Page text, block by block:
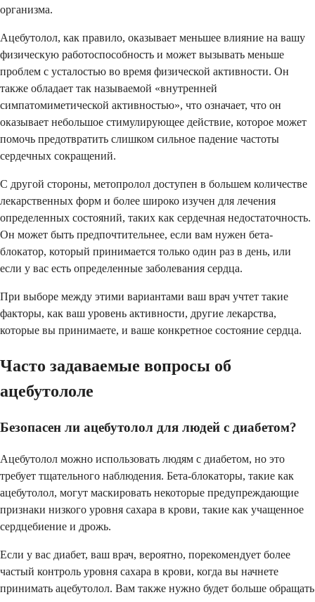
организма.
Ацебутолол, как правило, оказывает меньшее влияние на вашу
физическую работоспособность и может вызывать меньше
проблем с усталостью во время физической активности. Он
также обладает так называемой «внутренней
симпатомиметической активностью», что означает, что он
оказывает небольшое стимулирующее действие, которое может
помочь предотвратить слишком сильное падение частоты
сердечных сокращений.
С другой стороны, метопролол доступен в большем количестве
лекарственных форм и более широко изучен для лечения
определенных состояний, таких как сердечная недостаточность.
Он может быть предпочтительнее, если вам нужен бета-
блокатор, который принимается только один раз в день, или
если у вас есть определенные заболевания сердца.
При выборе между этими вариантами ваш врач учтет такие
факторы, как ваш уровень активности, другие лекарства,
которые вы принимаете, и ваше конкретное состояние сердца.
Часто задаваемые вопросы об
ацебутололе
Безопасен ли ацебутолол для людей с диабетом?
Ацебутолол можно использовать людям с диабетом, но это
требует тщательного наблюдения. Бета-блокаторы, такие как
ацебутолол, могут маскировать некоторые предупреждающие
признаки низкого уровня сахара в крови, такие как учащенное
сердцебиение и дрожь.
Если у вас диабет, ваш врач, вероятно, порекомендует более
частый контроль уровня сахара в крови, когда вы начнете
принимать ацебутолол. Вам также нужно будет больше обращать